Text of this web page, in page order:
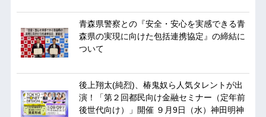
青森県警察との『安全・安心を実感できる青
森県の実現に向けた包括連携協定』の締結に
ついて
後上翔太(純烈)、椿鬼奴ら人気タレントが出
演！「第２回都民向け金融セミナー（定年前
後世代向け）」開催 ９月9日（水）神田明神